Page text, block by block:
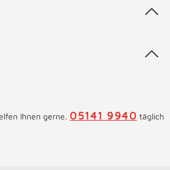
Ihnen gerne. 05141 9940 täglich